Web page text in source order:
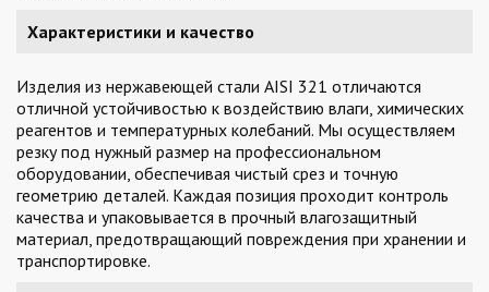
Характеристики и качество
Изделия из нержавеющей стали AISI 321 отличаются
отличной устойчивостью к воздействию влаги, химических
реагентов и температурных колебаний. Мы осуществляем
резку под нужный размер на профессиональном
оборудовании, обеспечивая чистый срез и точную
геометрию деталей. Каждая позиция проходит контроль
качества и упаковывается в прочный влагозащитный
материал, предотвращающий повреждения при хранении и
транспортировке.